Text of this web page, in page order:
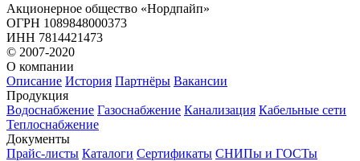
Акционерное общество «Нордпайп»
ОГРН 1089848000373
ИНН 7814421473
© 2007-2020
О компании
Описание История Партнёры Вакансии
Продукция
Водоснабжение Газоснабжение Канализация Кабельные сети
Теплоснабжение
Документы
Прайс-листы Каталоги Сертификаты СНИПы и ГОСТы